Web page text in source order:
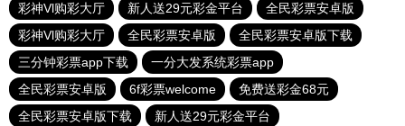
彩神Vl购彩大厅
新人送29元彩金平台
全民彩票安卓版
彩神Vl购彩大厅
全民彩票安卓版
全民彩票安卓版下载
三分钟彩票app下载
一分大发系统彩票app
全民彩票安卓版
6f彩票welcome
免费送彩金68元
全民彩票安卓版下载
新人送29元彩金平台